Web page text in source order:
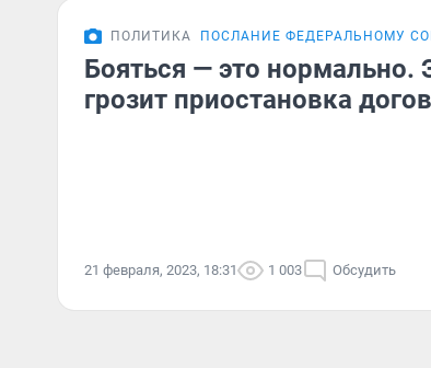
ПОЛИТИКА ПОСЛАНИЕ ФЕДЕРАЛЬНОМУ
Бояться — это нормально.
грозит приостановка
21 февраля, 2023, 18:31 1 003 Обсудить